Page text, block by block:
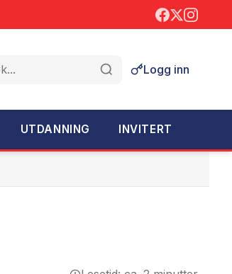
Logg inn
UTDANNING INVITERT